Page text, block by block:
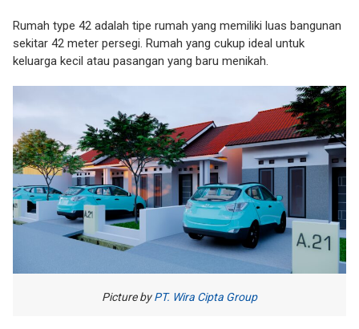
Rumah type 42 adalah tipe rumah yang memiliki luas bangunan
sekitar 42 meter persegi. Rumah yang cukup ideal untuk
keluarga kecil atau pasangan yang baru menikah.
Picture byPT. Wira Cipta Group